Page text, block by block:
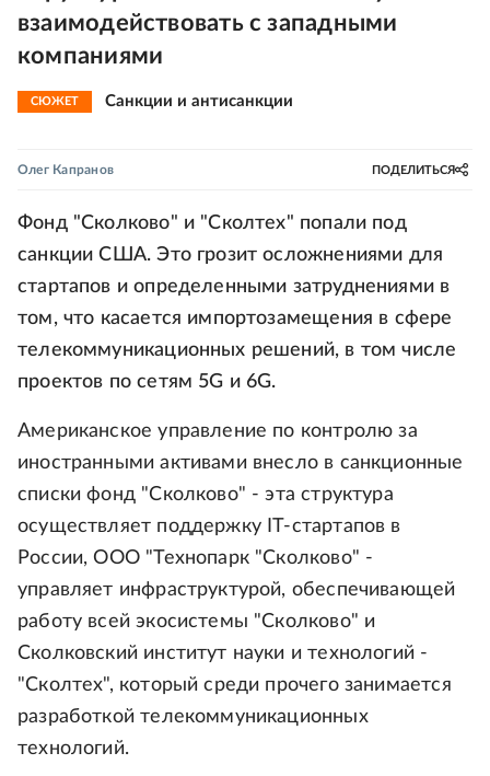
взаимодействовать с западными
компаниями
СЮЖЕТ Санкции и антисанкции
Олег Капранов ПОДЕЛИТЬСЯ
Фонд "Сколково" и "Сколтех" попали под
санкции США. Это грозит осложнениями для
стартапов и определенными затруднениями в
том, что касается импортозамещения в сфере
телекоммуникационных решений, в том числе
проектов по сетям 5G и 6G.
Американское управление по контролю за
иностранными активами внесло в санкционные
списки фонд "Сколково" - эта структура
осуществляет поддержку IT-стартапов в
России, ООО "Технопарк "Сколково" -
управляет инфраструктурой, обеспечивающей
работу всей экосистемы "Сколково" и
Сколковский институт науки и технологий -
"Сколтех", который среди прочего занимается
разработкой телекоммуникационных
технологий.